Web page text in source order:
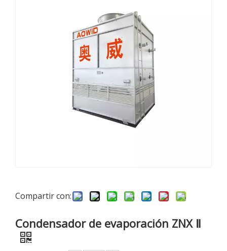
Compartir con:
Condensador de evaporación ZNX Ⅱ